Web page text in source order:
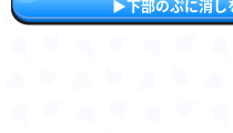
▶下部のぷに消し